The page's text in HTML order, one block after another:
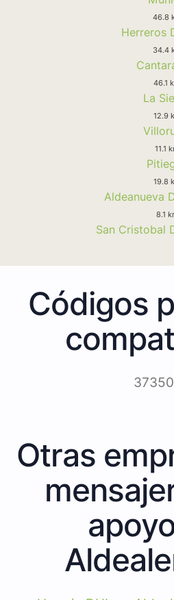
46.8
Herreros
34.4
46.1
La
12.9
11.1
19.8
Aldeanueva
8.1
San Cristobal
Códigos
37350
Otras